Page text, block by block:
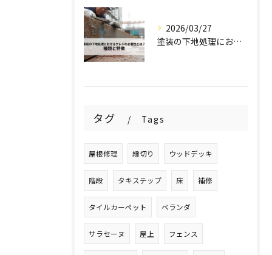
2026/03/27
塗装の下地処理におけるケレンの必要性とは？種類と特徴を解説！
タグ Tags
屋根修理 縁切り ウッドデッキ
階段 タキステップ 床 補修
タイルカーペット ベランダ
サラセーヌ 屋上 フェンス